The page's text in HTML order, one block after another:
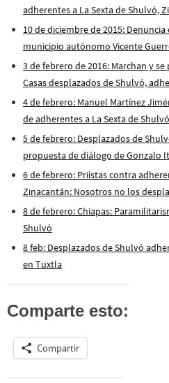
adherentes a La Sexta de Shulvó,
10 de diciembre de 2015:
municipio autónomo Vicente
3 de febrero de 2016: Marchan y
Casas desplazados de Shulvó,
4 de febrero: Manuel Martínez
de adherentes a La Sexta de
5 de febrero: Desplazados de
propuesta de diálogo de Gonzalo
6 de febrero: Priístas contra
Zinacantán: Nosotros no los
8 de febrero: Chiapas:
Shulvó
8 feb: Desplazados de Shulvó
en Tuxtla
Comparte esto:
Compartir